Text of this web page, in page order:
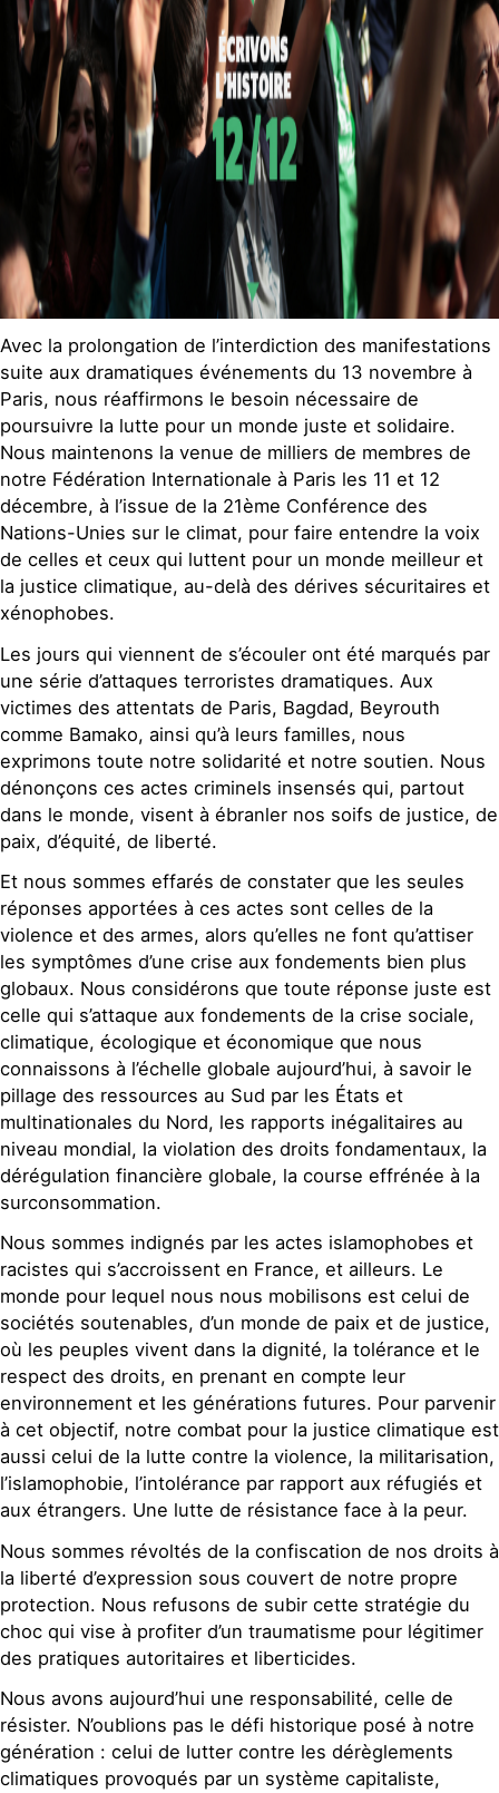
Avec la prolongation de l’interdiction des manifestations
suite aux dramatiques événements du 13 novembre à
Paris, nous réaffirmons le besoin nécessaire de
poursuivre la lutte pour un monde juste et solidaire.
Nous maintenons la venue de milliers de membres de
notre Fédération Internationale à Paris les 11 et 12
décembre, à l’issue de la 21ème Conférence des
Nations-Unies sur le climat, pour faire entendre la voix
de celles et ceux qui luttent pour un monde meilleur et
la justice climatique, au-delà des dérives sécuritaires et
xénophobes.
Les jours qui viennent de s’écouler ont été marqués par
une série d’attaques terroristes dramatiques. Aux
victimes des attentats de Paris, Bagdad, Beyrouth
comme Bamako, ainsi qu’à leurs familles, nous
exprimons toute notre solidarité et notre soutien. Nous
dénonçons ces actes criminels insensés qui, partout
dans le monde, visent à ébranler nos soifs de justice, de
paix, d’équité, de liberté.
Et nous sommes effarés de constater que les seules
réponses apportées à ces actes sont celles de la
violence et des armes, alors qu’elles ne font qu’attiser
les symptômes d’une crise aux fondements bien plus
globaux. Nous considérons que toute réponse juste est
celle qui s’attaque aux fondements de la crise sociale,
climatique, écologique et économique que nous
connaissons à l’échelle globale aujourd’hui, à savoir le
pillage des ressources au Sud par les États et
multinationales du Nord, les rapports inégalitaires au
niveau mondial, la violation des droits fondamentaux, la
dérégulation financière globale, la course effrénée à la
surconsommation.
Nous sommes indignés par les actes islamophobes et
racistes qui s’accroissent en France, et ailleurs. Le
monde pour lequel nous nous mobilisons est celui de
sociétés soutenables, d’un monde de paix et de justice,
où les peuples vivent dans la dignité, la tolérance et le
respect des droits, en prenant en compte leur
environnement et les générations futures. Pour parvenir
à cet objectif, notre combat pour la justice climatique est
aussi celui de la lutte contre la violence, la militarisation,
l’islamophobie, l’intolérance par rapport aux réfugiés et
aux étrangers. Une lutte de résistance face à la peur.
Nous sommes révoltés de la confiscation de nos droits à
la liberté d’expression sous couvert de notre propre
protection. Nous refusons de subir cette stratégie du
choc qui vise à profiter d’un traumatisme pour légitimer
des pratiques autoritaires et liberticides.
Nous avons aujourd’hui une responsabilité, celle de
résister. N’oublions pas le défi historique posé à notre
génération : celui de lutter contre les dérèglements
climatiques provoqués par un système capitaliste,